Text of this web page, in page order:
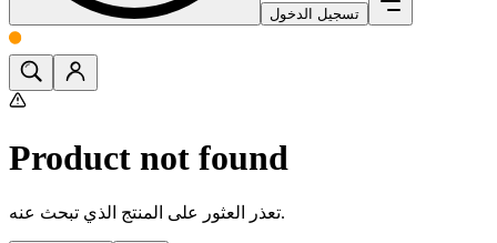
تسجيل الدخول
Product not found
تعذر العثور على المنتج الذي تبحث عنه.